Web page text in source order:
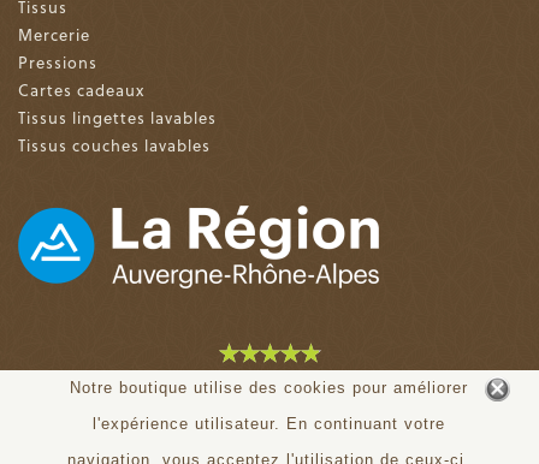
Notre boutique utilise des cookies pour améliorer
l'expérience utilisateur. En continuant votre
navigation, vous acceptez l'utilisation de ceux-ci.
Tissus
Mercerie
Pressions
Cartes cadeaux
Tissus lingettes lavables
Tissus couches lavables
4.9 sur 5 (153 avis)